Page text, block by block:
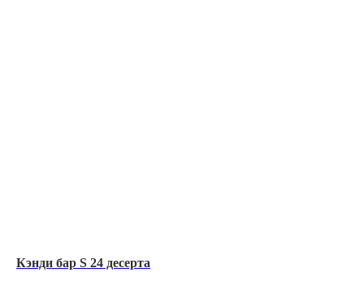
Кэнди бар S 24 десерта